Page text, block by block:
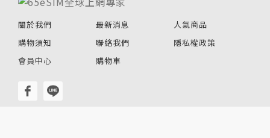
關於我們 最新消息
人氣商品
購物須知
聯絡我們
隱私權政策
會員中心
購物車